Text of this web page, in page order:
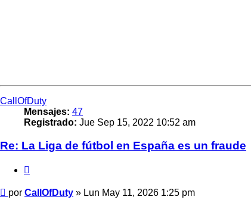
CallOfDuty
Mensajes: 47
Registrado: Jue Sep 15, 2022 10:52 am
Re: La Liga de fútbol en España es un fraude
Mensaje
por CallOfDuty » Lun May 11, 2026 1:25 pm